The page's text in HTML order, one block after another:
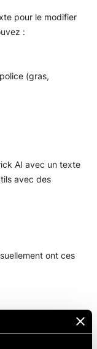
pour le modifier
:
(gras,
ont ces